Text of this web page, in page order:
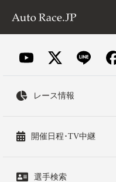
レース情報
開催日程･TV中継
選手検索